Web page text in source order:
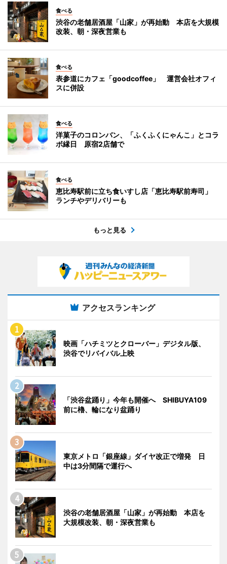
食べる
渋谷の老舗居酒屋「山家」が再始動 本店を大規模
改装、朝・深夜営業も
食べる
表参道にカフェ「goodcoffee」 運営会社オフィ
スに併設
食べる
洋菓子のコロンバン、「ふくふくにゃんこ」とコラ
ボ縁日 原宿2店舗で
食べる
恵比寿駅前に立ち食いすし店「恵比寿駅前寿司」
ランチやデリバリーも
もっと見る
アクセスランキング
映画「ハチミツとクローバー」デジタル版、
渋谷でリバイバル上映
「渋谷盆踊り」今年も開催へ SHIBUYA109
前に櫓、輪になり盆踊り
東京メトロ「銀座線」ダイヤ改正で増発 日
中は3分間隔で運行へ
渋谷の老舗居酒屋「山家」が再始動 本店を
大規模改装、朝・深夜営業も